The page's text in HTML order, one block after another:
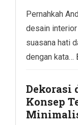
Pernahkah
desain
suasana hati
dengan kata…
Dekorasi
Konsep